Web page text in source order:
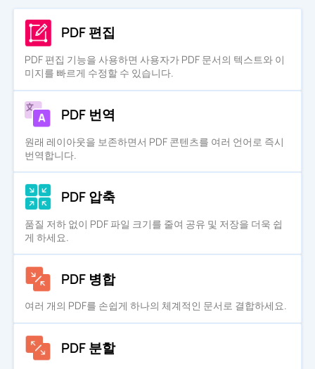
PDF 편집
PDF 편집 기능을 사용하면 사용자가 PDF 문서의 텍스트와 이
미지를 빠르게 수정할 수 있습니다.
PDF 번역
원래 레이아웃을 보존하면서 PDF 콘텐츠를 여러 언어로 즉시
번역합니다.
PDF 압축
품질 저하 없이 PDF 파일 크기를 줄여 공유 및 저장을 더욱 쉽
게 하세요.
PDF 병합
여러 개의 PDF를 손쉽게 하나의 체계적인 문서로 결합하세요.
PDF 분할